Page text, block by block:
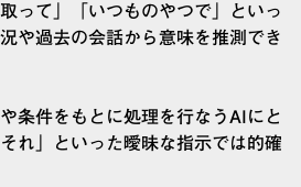
って」「いつものやつで」といっ
や過去の会話から意味を推測でき
条件をもとに処理を行なうAIにと
れ」といった曖昧な指示では的確